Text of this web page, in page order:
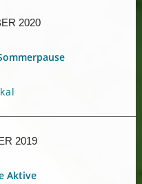
2020
2019
Aktive